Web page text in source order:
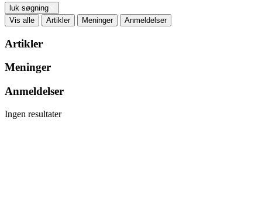
luk søgning
Vis alle
Artikler Meninger Anmeldelser
Artikler
Meninger
Anmeldelser
Ingen resultater